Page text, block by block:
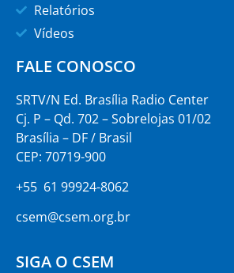
Relatórios
Vídeos
FALE CONOSCO
SRTV/N Ed. Brasília Radio Center
Cj. P – Qd. 702 – Sobrelojas 01/02
Brasília – DF / Brasil
CEP: 70719-900
+55 61 99924-8062
csem@csem.org.br
SIGA O CSEM